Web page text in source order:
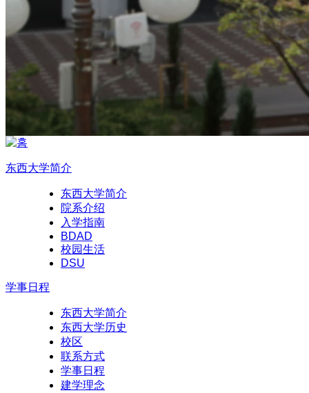
东西大学简介
东西大学简介
院系介绍
入学指南
BDAD
校园生活
DSU
学事日程
东西大学简介
东西大学历史
校区
联系方式
学事日程
建学理念